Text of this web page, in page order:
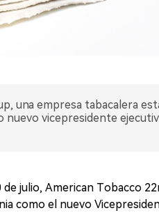
una empresa tabacalera
nuevo vicepresidente
de julio, American Tobacco
como el nuevo